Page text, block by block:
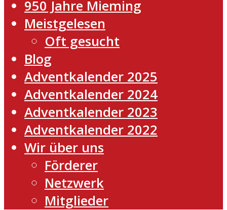
950 Jahre Mieming
Meistgelesen
Oft gesucht
Blog
Adventkalender 2025
Adventkalender 2024
Adventkalender 2023
Adventkalender 2022
Wir über uns
Förderer
Netzwerk
Mitglieder